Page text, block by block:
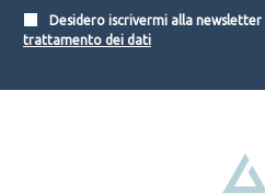
Desidero iscrivermi alla
trattamento dei dati